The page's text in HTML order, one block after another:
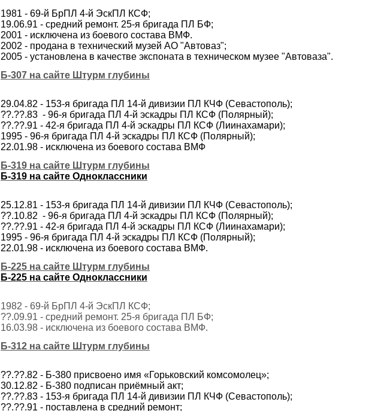
1981 - 69-й БрПЛ 4-й ЭскПЛ КСФ;
19.06.91 - средний ремонт. 25-я бригада ПЛ БФ;
2001 - исключена из боевого состава ВМФ.
2002 - продана в технический музей АО "Автоваз";
2005 - установлена в качестве экспоната в техническом музее "Автоваза".
Б-307 на сайте Штурм глубины
29.04.82 - 153-я бригада ПЛ 14-й дивизии ПЛ КЧФ (Севастополь);
??.??.83 - 96-я бригада ПЛ 4-й эскадры ПЛ КСФ (Полярный);
??.??.91 - 42-я бригада ПЛ 4-й эскадры ПЛ КСФ (Лиинахамари);
1995 - 96-я бригада ПЛ 4-й эскадры ПЛ КСФ (Полярный);
22.01.98 - исключена из боевого состава ВМФ
Б-319 на сайте Штурм глубины
Б-319 на сайте Одноклассники
25.12.81 - 153-я бригада ПЛ 14-й дивизии ПЛ КЧФ (Севастополь);
??.10.82 - 96-я бригада ПЛ 4-й эскадры ПЛ КСФ (Полярный);
??.??.91 - 42-я бригада ПЛ 4-й эскадры ПЛ КСФ (Лиинахамари);
1995 - 96-я бригада ПЛ 4-й эскадры ПЛ КСФ (Полярный);
22.01.98 - исключена из боевого состава ВМФ.
Б-225 на сайте Штурм глубины
Б-225 на сайте Одноклассники
1982 - 69-й БрПЛ 4-й ЭскПЛ КСФ;
??.09.91 - средний ремонт. 25-я бригада ПЛ БФ;
16.03.98 - исключена из боевого состава ВМФ.
Б-312 на сайте Штурм глубины
??.??.82 - Б-380 присвоено имя «Горьковский комсомолец»;
30.12.82 - Б-380 подписан приёмный акт;
??.??.83 - 153-я бригада ПЛ 14-й дивизии ПЛ КЧФ (Севастополь);
??.??.91 - поставлена в средний ремонт;